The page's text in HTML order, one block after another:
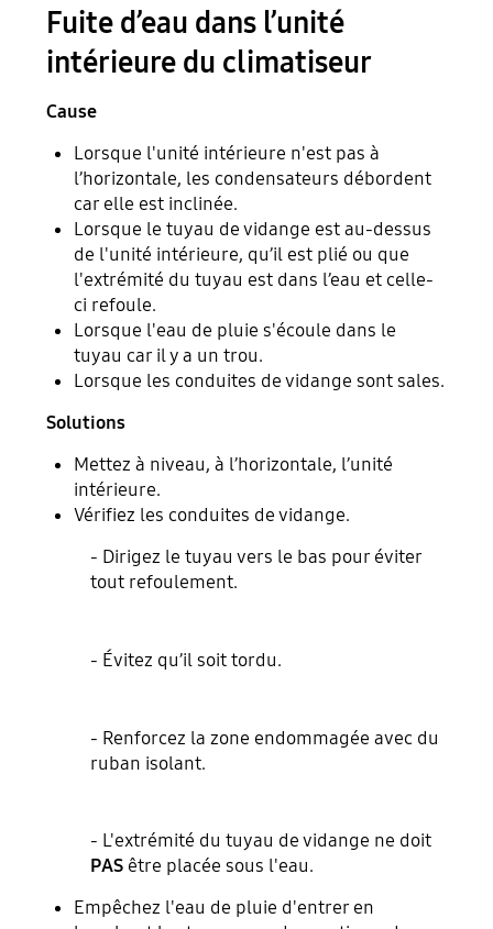
Fuite d’eau dans l’unité
intérieure du climatiseur
Cause
Lorsque l'unité intérieure n'est pas à
l’horizontale, les condensateurs débordent
car elle est inclinée.
Lorsque le tuyau de vidange est au-dessus
de l'unité intérieure, qu’il est plié ou que
l'extrémité du tuyau est dans l’eau et celle-
ci refoule.
Lorsque l'eau de pluie s'écoule dans le
tuyau car il y a un trou.
Lorsque les conduites de vidange sont sales.
Solutions
Mettez à niveau, à l’horizontale, l’unité
intérieure.
Vérifiez les conduites de vidange.
- Dirigez le tuyau vers le bas pour éviter
tout refoulement.
- Évitez qu’il soit tordu.
- Renforcez la zone endommagée avec du
ruban isolant.
- L'extrémité du tuyau de vidange ne doit
PAS être placée sous l'eau.
Empêchez l'eau de pluie d'entrer en